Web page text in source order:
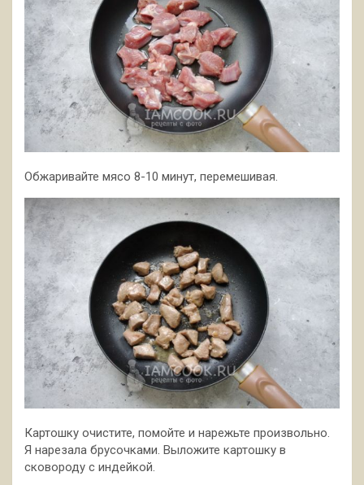
Обжаривайте мясо 8-10 минут, перемешивая.
Картошку очистите, помойте и нарежьте произвольно.
Я нарезала брусочками. Выложите картошку в
сковороду с индейкой.